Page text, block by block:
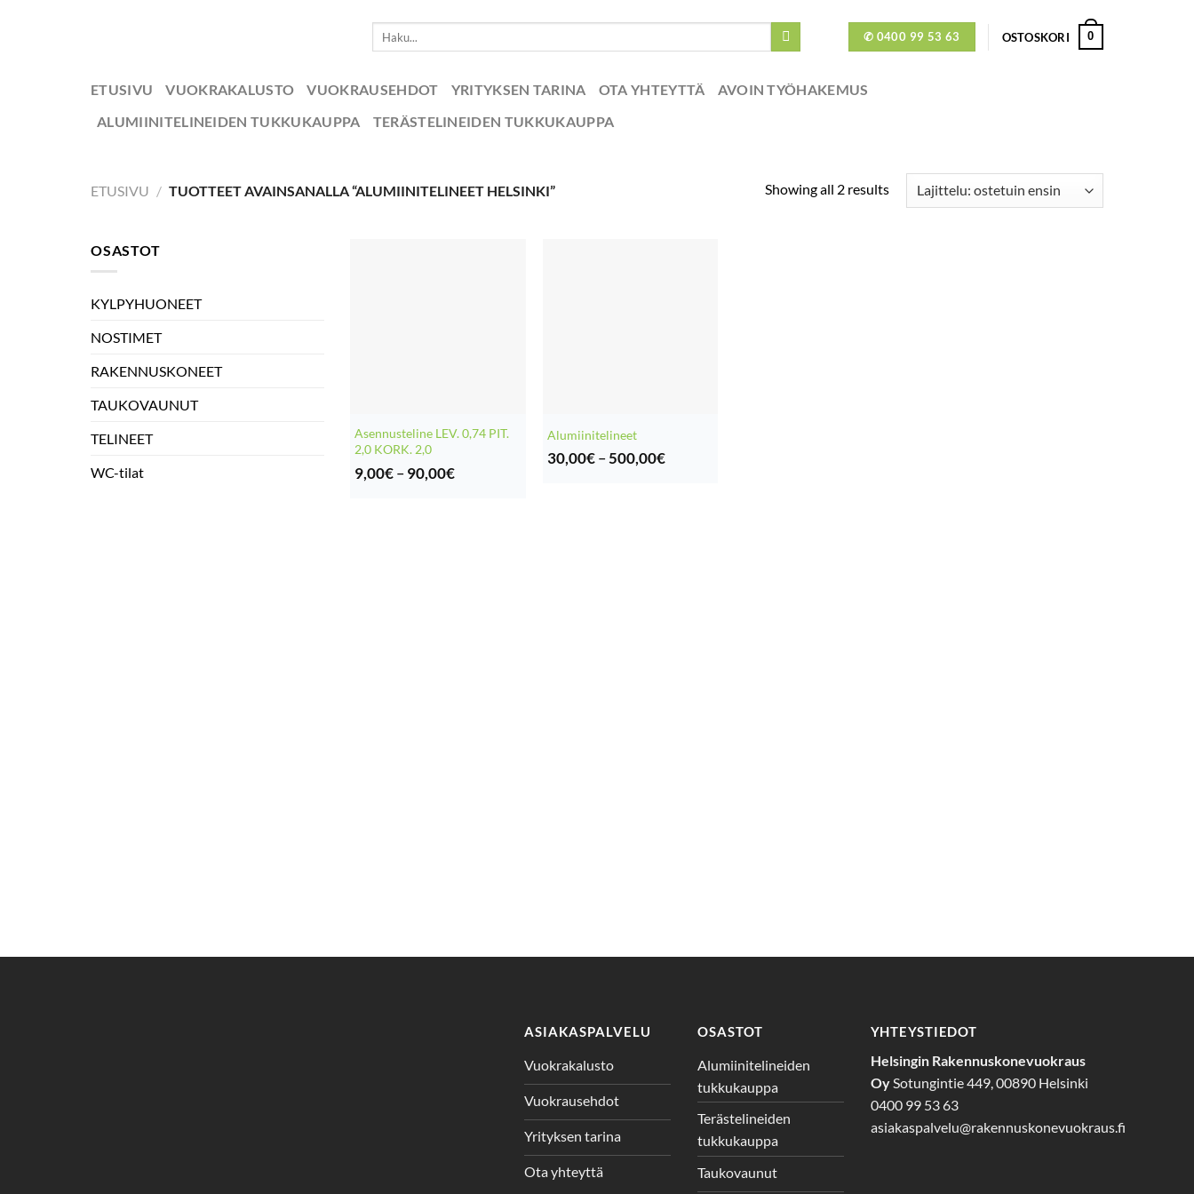
✆ 0400 99 53 63 OSTOSKORI 0
ETUSIVU VUOKRAKALUSTO VUOKRAUSEHDOT YRITYKSEN TARINA OTA YHTEYTTÄ
AVOIN TYÖHAKEMUS
ALUMIINITELINEIDEN TUKKUKAUPPA
TERÄSTELINEIDEN TUKKUKAUPPA
ETUSIVU / TUOTTEET AVAINSANALLA “ALUMIINITELINEET HELSINKI” Showing all 2 results
OSASTOT
KYLPYHUONEET
NOSTIMET
RAKENNUSKONEET
TAUKOVAUNUT
TELINEET
WC-tilat
Asennusteline LEV. 0,74 PIT.
2,0 KORK. 2,0
9,00€–90,00€Hintaluokka:
Alumiinitelineet
30,00€–500,00€Hintaluokka:
ASIAKASPALVELU
Vuokrakalusto
Vuokrausehdot
Yrityksen tarina
Ota yhteyttä
OSASTOT
Alumiinitelineiden
tukkukauppa
Terästelineiden
tukkukauppa
Taukovaunut
YHTEYSTIEDOT
Helsingin Rakennuskonevuokraus
Oy Sotungintie 449, 00890 Helsinki
0400 99 53 63
asiakaspalvelu@rakennuskonevuokraus.fi